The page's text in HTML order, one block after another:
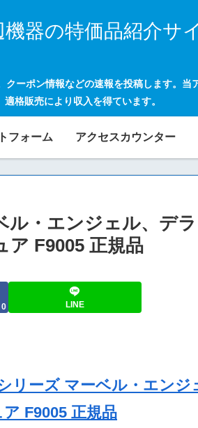
器の特価品紹介サ
ーポン情報などの速報を投稿します。当
格販売により収入を得ています。
フォーム アクセスカウンター
・エンジェル、デ
ア F9005 正規品
0 LINE
リーズ マーベル・エンジ
F9005 正規品